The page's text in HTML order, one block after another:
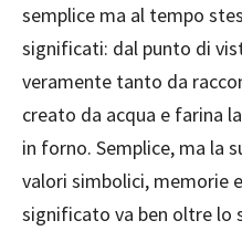
semplice ma al tempo
significati: dal punto di
veramente tanto da
creato da acqua e farina
in forno. Semplice, ma la
valori simbolici, memorie
significato va ben oltre lo